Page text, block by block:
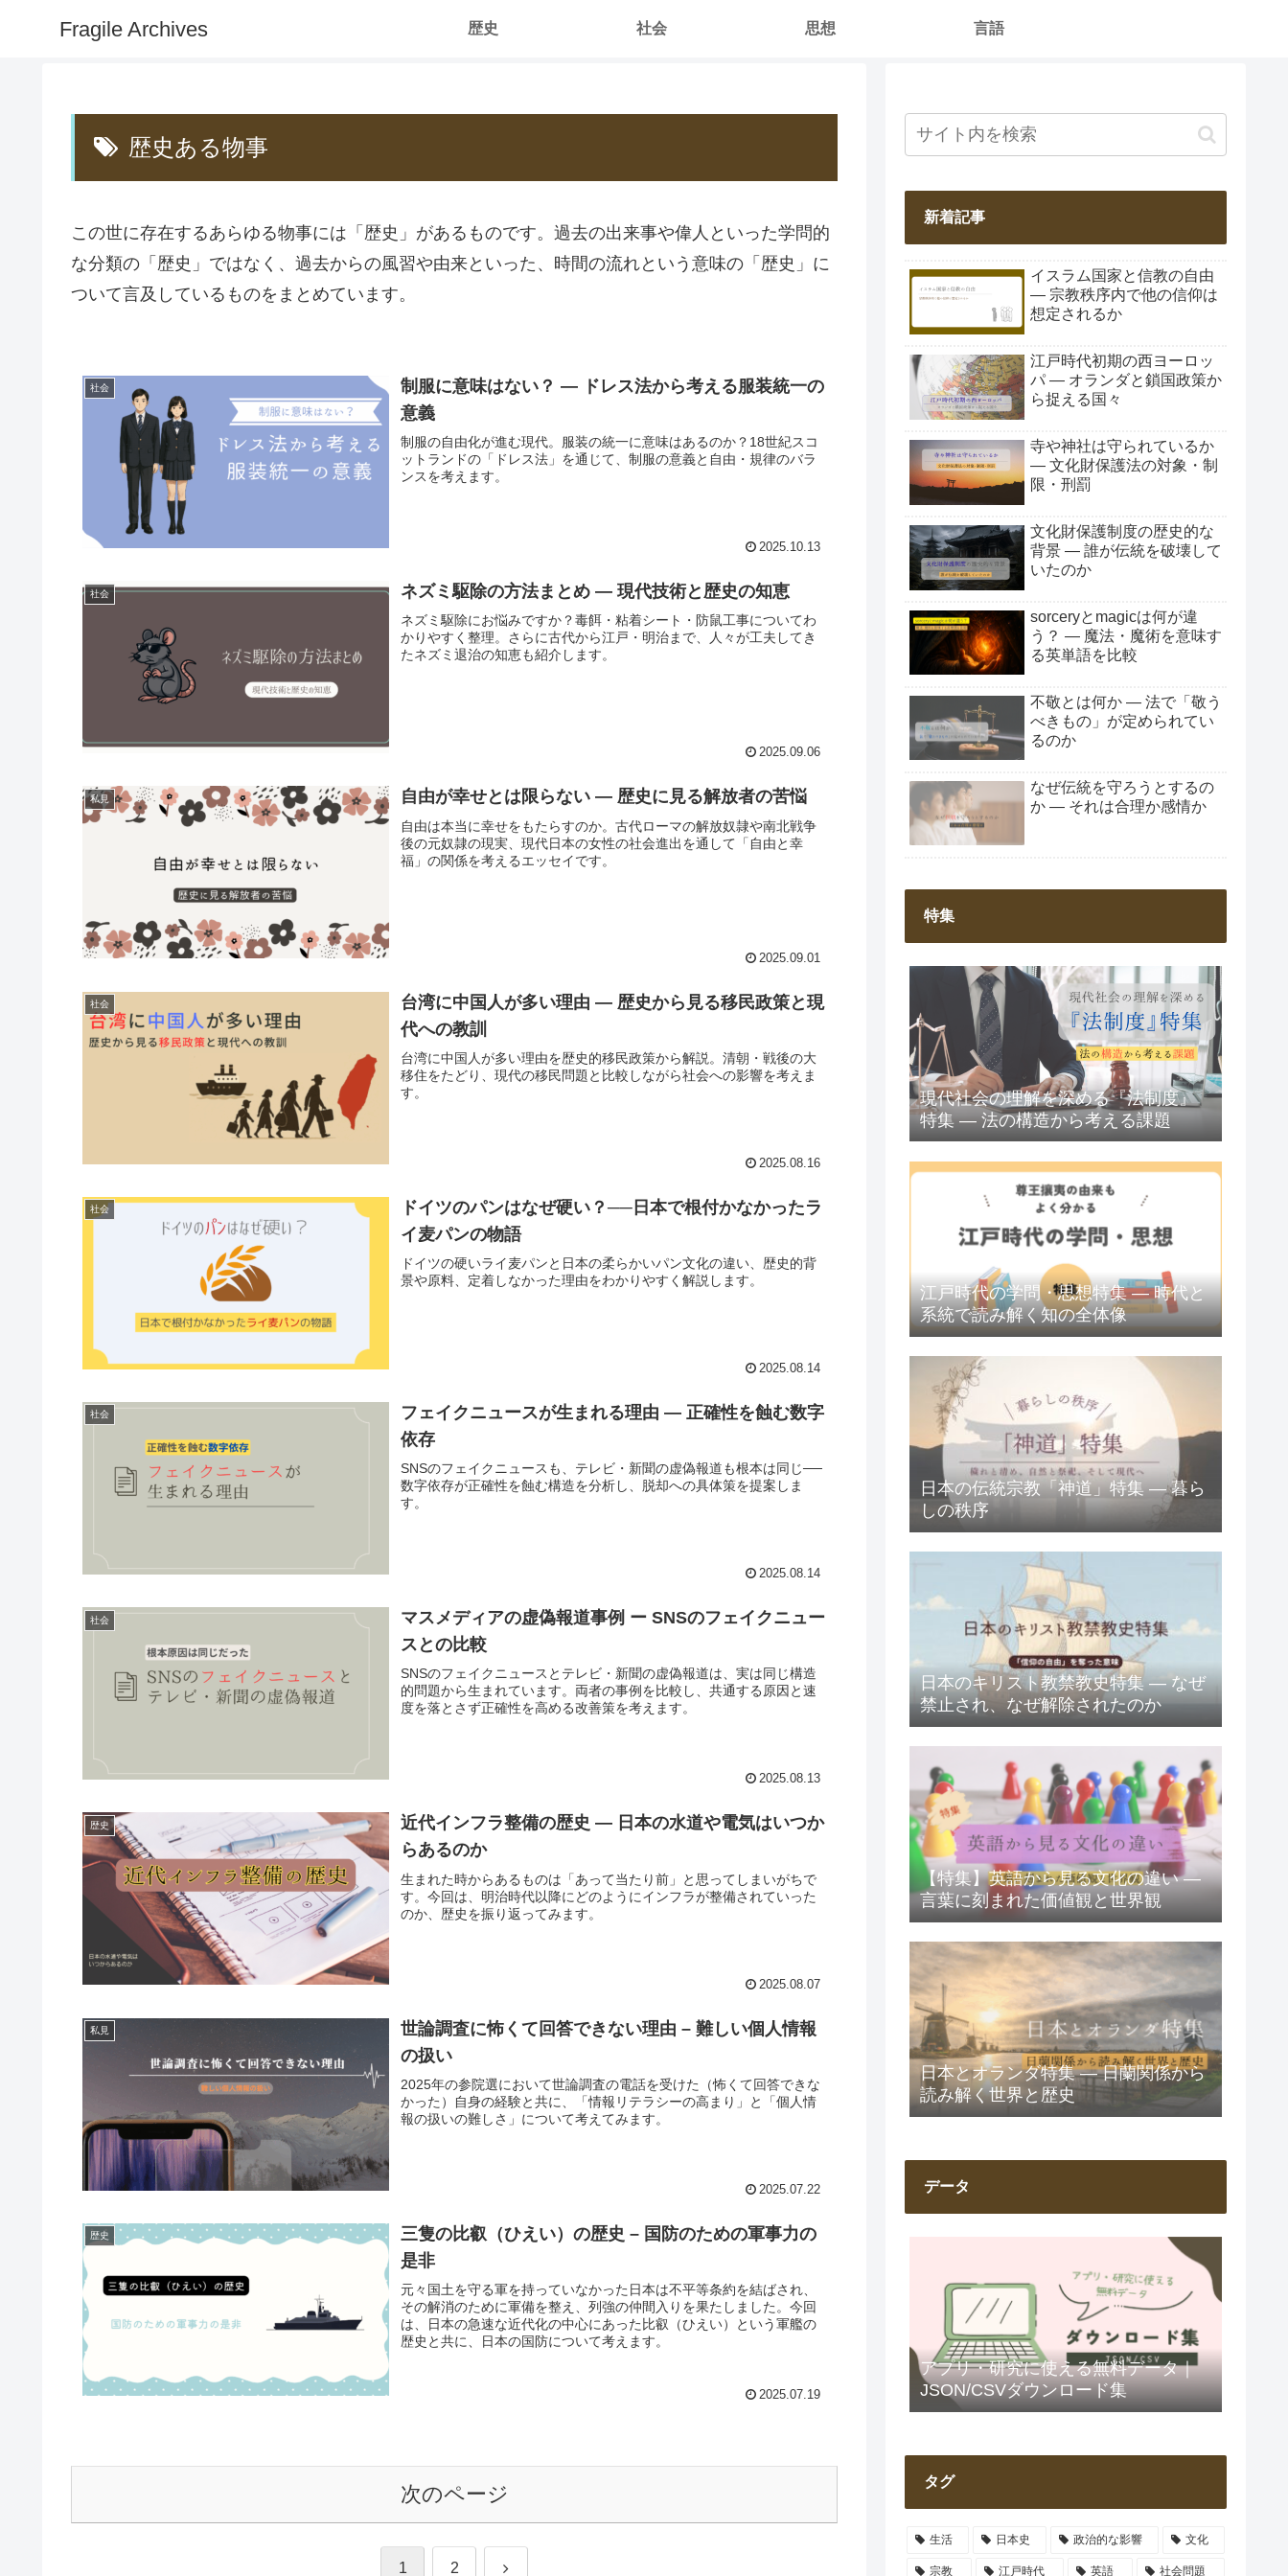
Fragile Archives 歴史 社会 思想 言語
歴史ある物事
この世に存在するあらゆる物事には「歴史」があるものです。過去の出来事や偉人といった学問的
な分類の「歴史」ではなく、過去からの風習や由来といった、時間の流れという意味の「歴史」に
ついて言及しているものをまとめています。
社会
制服に意味はない？ ― ドレス法から考える服装統一の
意義
制服の自由化が進む現代。服装の統一に意味はあるのか？18世紀スコ
ットランドの「ドレス法」を通じて、制服の意義と自由・規律のバラ
ンスを考えます。
2025.10.13
社会 ネズミ駆除の方法まとめ ― 現代技術と歴史の知恵
ネズミ駆除にお悩みですか？毒餌・粘着シート・防鼠工事についてわ
かりやすく整理。さらに古代から江戸・明治まで、人々が工夫してき
たネズミ退治の知恵も紹介します。
2025.09.06
私見 自由が幸せとは限らない ― 歴史に見る解放者の苦悩
自由は本当に幸せをもたらすのか。古代ローマの解放奴隷や南北戦争
後の元奴隷の現実、現代日本の女性の社会進出を通して「自由と幸
福」の関係を考えるエッセイです。
2025.09.01
社会
台湾に中国人が多い理由 ― 歴史から見る移民政策と現
代への教訓
台湾に中国人が多い理由を歴史的移民政策から解説。清朝・戦後の大
移住をたどり、現代の移民問題と比較しながら社会への影響を考えま
す。
2025.08.16
社会
ドイツのパンはなぜ硬い？──日本で根付かなかったラ
イ麦パンの物語
ドイツの硬いライ麦パンと日本の柔らかいパン文化の違い、歴史的背
景や原料、定着しなかった理由をわかりやすく解説します。
2025.08.14
社会
フェイクニュースが生まれる理由 ― 正確性を蝕む数字
依存
SNSのフェイクニュースも、テレビ・新聞の虚偽報道も根本は同じ──
数字依存が正確性を蝕む構造を分析し、脱却への具体策を提案しま
す。
2025.08.14
社会
マスメディアの虚偽報道事例 ー SNSのフェイクニュー
スとの比較
SNSのフェイクニュースとテレビ・新聞の虚偽報道は、実は同じ構造
的問題から生まれています。両者の事例を比較し、共通する原因と速
度を落とさず正確性を高める改善策を考えます。
2025.08.13
歴史
近代インフラ整備の歴史 ― 日本の水道や電気はいつか
らあるのか
生まれた時からあるものは「あって当たり前」と思ってしまいがちで
す。今回は、明治時代以降にどのようにインフラが整備されていった
のか、歴史を振り返ってみます。
2025.08.07
私見
世論調査に怖くて回答できない理由 – 難しい個人情報
の扱い
2025年の参院選において世論調査の電話を受けた（怖くて回答できな
かった）自身の経験と共に、「情報リテラシーの高まり」と「個人情
報の扱いの難しさ」について考えてみます。
2025.07.22
歴史
三隻の比叡（ひえい）の歴史 – 国防のための軍事力の
是非
元々国土を守る軍を持っていなかった日本は不平等条約を結ばされ、
その解消のために軍備を整え、列強の仲間入りを果たしました。今回
は、日本の急速な近代化の中心にあった比叡（ひえい）という軍艦の
歴史と共に、日本の国防について考えます。
2025.07.19
次のページ
1 2 次
新着記事
イスラム国家と信教の自由
― 宗教秩序内で他の信仰は
想定されるか
江戸時代初期の西ヨーロッ
パ ― オランダと鎖国政策か
ら捉える国々
寺や神社は守られているか
― 文化財保護法の対象・制
限・刑罰
文化財保護制度の歴史的な
背景 ― 誰が伝統を破壊して
いたのか
sorceryとmagicは何が違
う？ ― 魔法・魔術を意味す
る英単語を比較
不敬とは何か ― 法で「敬う
べきもの」が定められてい
るのか
なぜ伝統を守ろうとするの
か ― それは合理か感情か
特集
現代社会の理解を深める『法制度』
特集 ― 法の構造から考える課題
江戸時代の学問・思想特集 ― 時代と
系統で読み解く知の全体像
日本の伝統宗教「神道」特集 ― 暮ら
しの秩序
日本のキリスト教禁教史特集 ― なぜ
禁止され、なぜ解除されたのか
【特集】英語から見る文化の違い ―
言葉に刻まれた価値観と世界観
日本とオランダ特集 ― 日蘭関係から
読み解く世界と歴史
データ
アプリ・研究に使える無料データ｜
JSON/CSVダウンロード集
タグ
生活 日本史 政治的な影響 文化
宗教 江戸時代 英語 社会問題